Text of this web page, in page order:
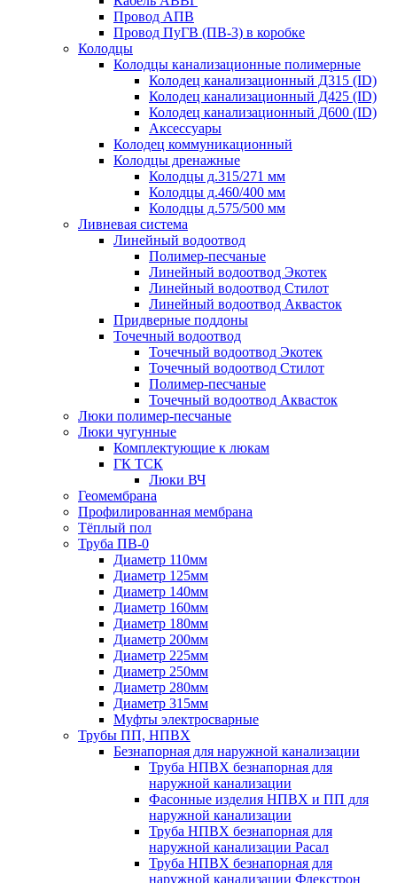
Провод АПВ
Провод ПуГВ (ПВ-3) в коробке
Колодцы
Колодцы канализационные полимерные
Колодец канализационный Д315 (ID)
Колодец канализационный Д425 (ID)
Колодец канализационный Д600 (ID)
Аксессуары
Колодец коммуникационный
Колодцы дренажные
Колодцы д.315/271 мм
Колодцы д.460/400 мм
Колодцы д.575/500 мм
Ливневая система
Линейный водоотвод
Полимер-песчаные
Линейный водоотвод Экотек
Линейный водоотвод Стилот
Линейный водоотвод Аквасток
Придверные поддоны
Точечный водоотвод
Точечный водоотвод Экотек
Точечный водоотвод Стилот
Полимер-песчаные
Точечный водоотвод Аквасток
Люки полимер-песчаные
Люки чугунные
Комплектующие к люкам
ГК ТСК
Люки ВЧ
Геомембрана
Профилированная мембрана
Тёплый пол
Труба ПВ-0
Диаметр 110мм
Диаметр 125мм
Диаметр 140мм
Диаметр 160мм
Диаметр 180мм
Диаметр 200мм
Диаметр 225мм
Диаметр 250мм
Диаметр 280мм
Диаметр 315мм
Муфты электросварные
Трубы ПП, НПВХ
Безнапорная для наружной канализации
Труба НПВХ безнапорная для
наружной канализации
Фасонные изделия НПВХ и ПП для
наружной канализации
Труба НПВХ безнапорная для
наружной канализации Расал
Труба НПВХ безнапорная для
наружной канализации Флекстрон